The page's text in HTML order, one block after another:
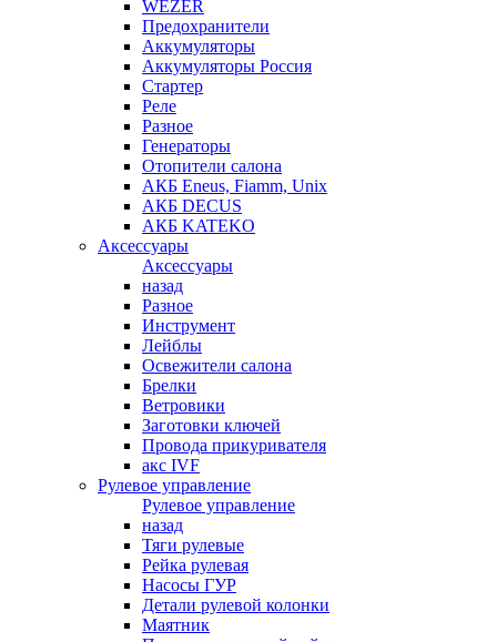
WEZER
Предохранители
Аккумуляторы
Аккумуляторы Россия
Стартер
Реле
Разное
Генераторы
Отопители салона
АКБ Eneus, Fiamm, Unix
АКБ DECUS
АКБ KATEKO
Аксессуары
Аксессуары
назад
Разное
Инструмент
Лейблы
Освежители салона
Брелки
Ветровики
Заготовки ключей
Провода прикуривателя
акс IVF
Рулевое управление
Рулевое управление
назад
Тяги рулевые
Рейка рулевая
Насосы ГУР
Детали рулевой колонки
Маятник